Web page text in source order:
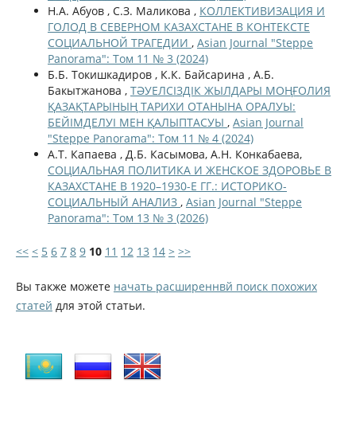
Н.А. Абуов , С.З. Маликова , КОЛЛЕКТИВИЗАЦИЯ И
ГОЛОД В СЕВЕРНОМ КАЗАХСТАНЕ В КОНТЕКСТЕ
СОЦИАЛЬНОЙ ТРАГЕДИИ , Asian Journal "Steppe
Panorama": Том 11 № 3 (2024)
Б.Б. Токишкадиров , К.К. Байсарина , А.Б.
Бакытжанова , ТӘУЕЛСІЗДІК ЖЫЛДАРЫ МОҢҒОЛИЯ
ҚАЗАҚТАРЫНЫҢ ТАРИХИ ОТАНЫНА ОРАЛУЫ:
БЕЙІМДЕЛУІ МЕН ҚАЛЫПТАСУЫ , Asian Journal
"Steppe Panorama": Том 11 № 4 (2024)
А.Т. Капаева , Д.Б. Касымова, А.Н. Конкабаева,
СОЦИАЛЬНАЯ ПОЛИТИКА И ЖЕНСКОЕ ЗДОРОВЬЕ В
КАЗАХСТАНЕ В 1920–1930-Е ГГ.: ИСТОРИКО-
СОЦИАЛЬНЫЙ АНАЛИЗ , Asian Journal "Steppe
Panorama": Том 13 № 3 (2026)
<< < 5 6 7 8 9 10 11 12 13 14 > >>
Вы также можете начать расширеннвй поиск похожих
статей для этой статьи.